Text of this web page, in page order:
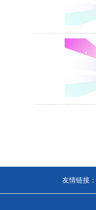
友情链接：